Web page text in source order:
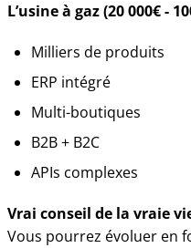
L’usine à gaz (20 000€ -
Milliers de produits
ERP intégré
Multi-boutiques
B2B + B2C
APIs complexes
Vrai conseil de la vraie
Vous pourrez évoluer en